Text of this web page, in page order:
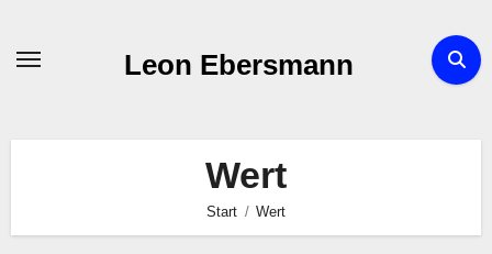
Leon Ebersmann
Wert
Start Wert